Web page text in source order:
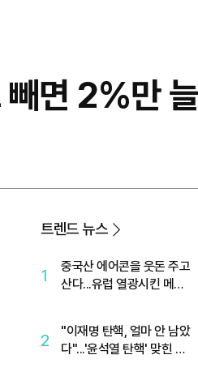
면 2%만
트렌드 뉴스
1
중국산 에어콘을 웃돈 주고
산다...유럽 열광시킨 메이
2
"이재명 탄핵, 얼마 안 남았
다"...'윤석열 탄핵' 맞힌 무